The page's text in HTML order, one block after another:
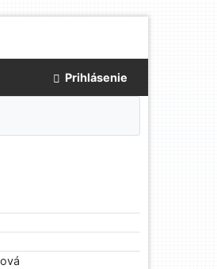
Prihlásenie